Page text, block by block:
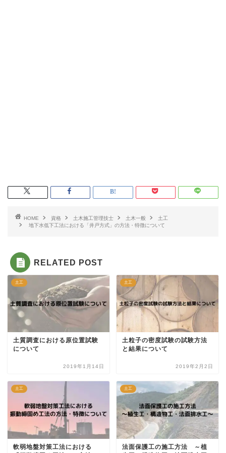
HOME 資格 土木施工管理技士 土木一般
土工
地下水低下工法における「井戸方式」の方法・特徴について
RELATED POST
土工
土質調査における原位置試験
について
2019年1月14日
土工
土粒子の密度試験の試験方法
と結果について
2019年2月2日
土工
軟弱地盤対策工法における
土工
法面保護工の施工方法 ～植